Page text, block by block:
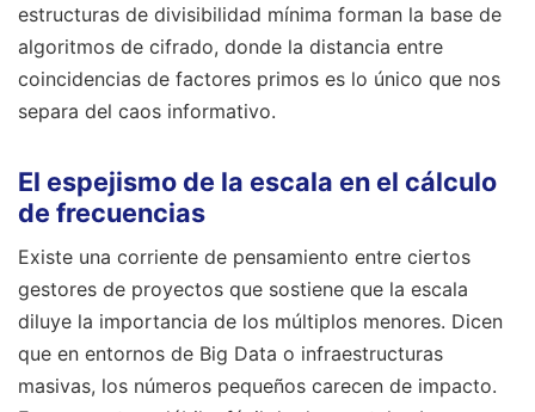
estructuras de divisibilidad mínima forman la base de
algoritmos de cifrado, donde la distancia entre
coincidencias de factores primos es lo único que nos
separa del caos informativo.
El espejismo de la escala en el cálculo
de frecuencias
Existe una corriente de pensamiento entre ciertos
gestores de proyectos que sostiene que la escala
diluye la importancia de los múltiplos menores. Dicen
que en entornos de Big Data o infraestructuras
masivas, los números pequeños carecen de impacto.